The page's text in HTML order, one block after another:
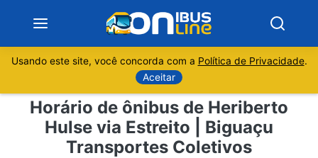
Sobre
Minas Gerais
Usando este site, você concorda com a Política de Privacidade.
Aceitar
Horário de ônibus de Heriberto
Hulse via Estreito | Biguaçu
Transportes Coletivos